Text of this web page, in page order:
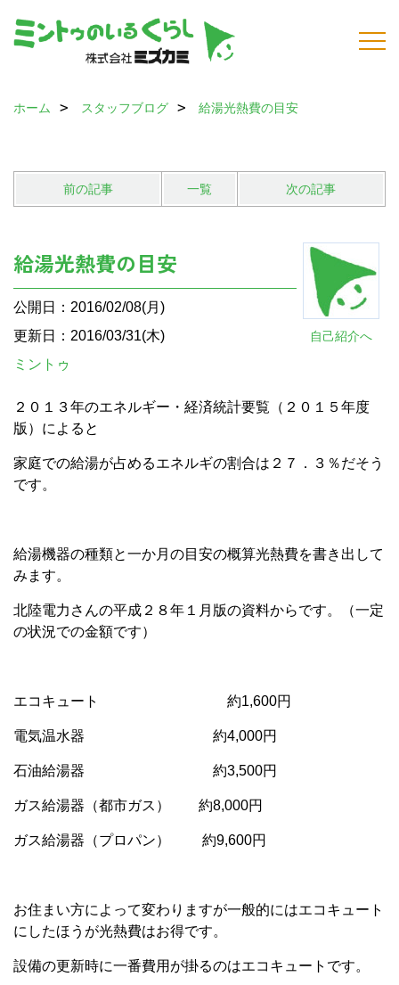
ホーム スタッフブログ 給湯光熱費の目安
前の記事 一覧 次の記事
自己紹介へ
給湯光熱費の目安
公開日：2016/02/08(月)
更新日：2016/03/31(木)
ミントゥ
２０１３年のエネルギー・経済統計要覧（２０１５年度
版）によると
家庭での給湯が占めるエネルギの割合は２７．３％だそう
です。
給湯機器の種類と一か月の目安の概算光熱費を書き出して
みます。
北陸電力さんの平成２８年１月版の資料からです。（一定
の状況での金額です）
エコキュート 約1,600円
電気温水器 約4,000円
石油給湯器 約3,500円
ガス給湯器（都市ガス） 約8,000円
ガス給湯器（プロパン） 約9,600円
お住まい方によって変わりますが一般的にはエコキュート
にしたほうが光熱費はお得です。
設備の更新時に一番費用が掛るのはエコキュートです。